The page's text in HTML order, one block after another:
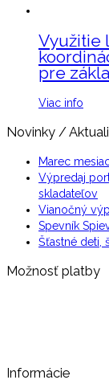
Využitie
pre
Viac info
Novinky /
Marec
Výpredaj
skladateľov
Vianočný
Spevník
Šťastné deti,
Možnosť platby
Informácie